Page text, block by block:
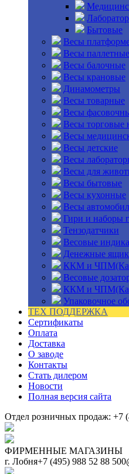
Бытовые
Весы
Весы паллетные
Весы балочные
Весы крановые
Динамометры
Весы товарные
Весы
Весы торговые
Весы
Весы детские
Весы
Весы для
Весы бытовые
Весы кухонные
Весы
Гири и наборы
Тензодатчики
Весовые
Денежные
ККМ и
Весовые
ККМ и
Упаковочное
ТЕХ ПОДДЕРЖКА
Сертификаты
Оплата
Доставка
О заводе
Контакты
Стать дилером
Новости
Полная версия сайта
Отдел розничных продаж: +7
ФИРМЕННЫЕ МАГАЗИНЫ
г. Лобня+7 (495) 988 52 88